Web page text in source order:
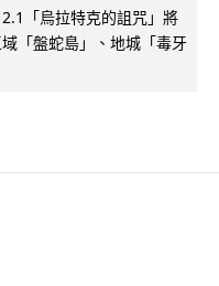
「烏拉特克的詛咒」將
「盤蛇島」、地城「毒牙